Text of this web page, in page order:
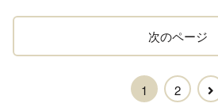
次のページ
1 2
次